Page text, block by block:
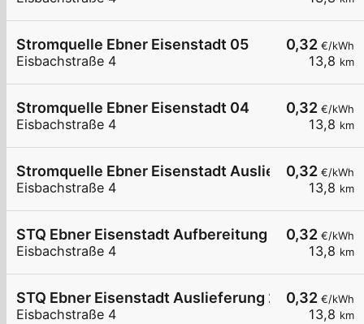
0,32 €/kWh
13,8 km
Stromquelle Ebner Eisenstadt 05
Eisbachstraße 4
0,32 €/kWh
13,8 km
Stromquelle Ebner Eisenstadt 04
Eisbachstraße 4
0,32 €/kWh
13,8 km
Stromquelle Ebner Eisenstadt Auslieferung
Eisbachstraße 4
0,32 €/kWh
13,8 km
STQ Ebner Eisenstadt Aufbereitung 1
Eisbachstraße 4
0,32 €/kWh
13,8 km
STQ Ebner Eisenstadt Auslieferung 2
Eisbachstraße 4